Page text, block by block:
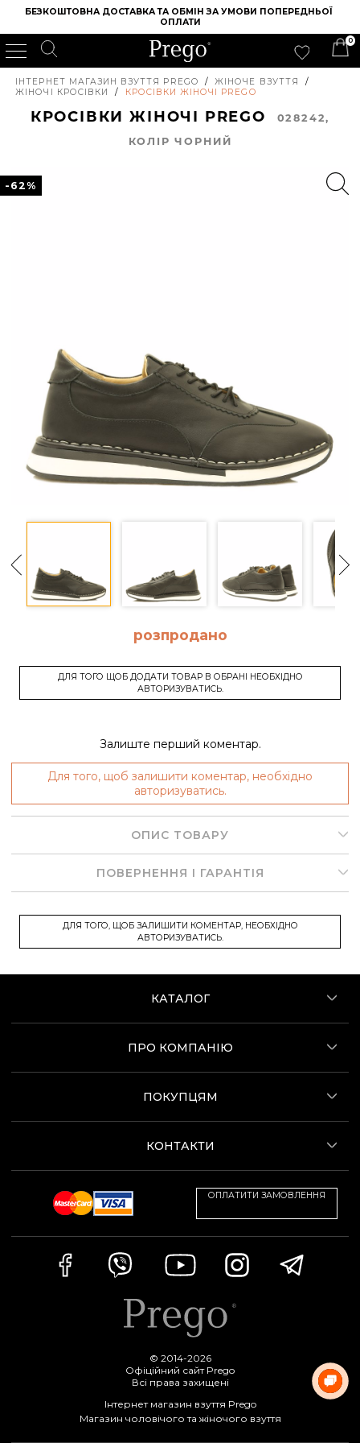
БЕЗКОШТОВНА ДОСТАВКА ТА ОБМІН ЗА УМОВИ ПОПЕРЕДНЬОЇ
ОПЛАТИ
0
ІНТЕРНЕТ МАГАЗИН ВЗУТТЯ PREGO / ЖІНОЧЕ ВЗУТТЯ
/
ЖІНОЧІ КРОСІВКИ
/ КРОСІВКИ ЖІНОЧІ PREGO
КРОСІВКИ ЖІНОЧІ PREGO
028242,
КОЛIР ЧОРНИЙ
-62%
розпродано
ДЛЯ ТОГО ЩОБ ДОДАТИ ТОВАР В ОБРАНІ НЕОБХІДНО
АВТОРИЗУВАТИСЬ.
Залиште перший коментар.
Для того, щоб залишити коментар, необхідно
авторизуватись.
ОПИС ТОВАРУ
ПОВЕРНЕННЯ І ГАРАНТІЯ
ДЛЯ ТОГО, ЩОБ ЗАЛИШИТИ КОМЕНТАР, НЕОБХІДНО
АВТОРИЗУВАТИСЬ.
КАТАЛОГ
ПРО КОМПАНІЮ
ПОКУПЦЯМ
КОНТАКТИ
ОПЛАТИТИ ЗАМОВЛЕННЯ
© 2014-2026
Офіційний сайт Prego
Всі права захищені
Інтернет магазин взуття Prego
Магазин чоловічого та жіночого взуття